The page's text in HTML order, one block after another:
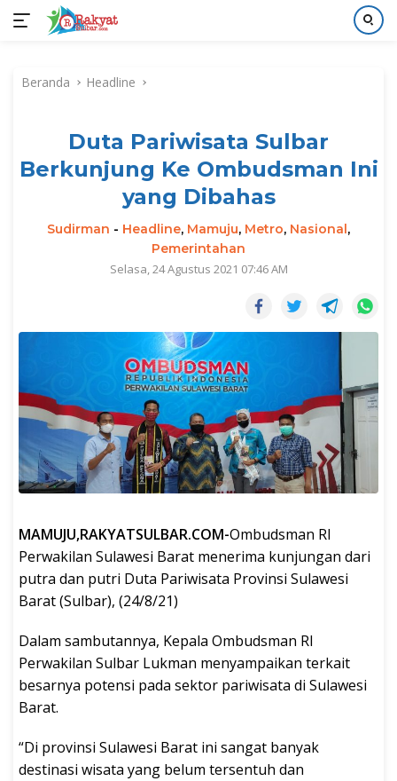
kontenBeranda Headline
Duta Pariwisata Sulbar
Berkunjung Ke Ombudsman Ini
yang Dibahas
Sudirman - Headline, Mamuju, Metro, Nasional,
Pemerintahan
Selasa, 24 Agustus 2021 07:46 AM
MAMUJU,RAKYATSULBAR.COM-Ombudsman RI
Perwakilan Sulawesi Barat menerima kunjungan dari
putra dan putri Duta Pariwisata Provinsi Sulawesi
Barat (Sulbar), (24/8/21)
Dalam sambutannya, Kepala Ombudsman RI
Perwakilan Sulbar Lukman menyampaikan terkait
besarnya potensi pada sektor pariwisata di Sulawesi
Barat.
“Di provinsi Sulawesi Barat ini sangat banyak
destinasi wisata yang belum tersentuh dan